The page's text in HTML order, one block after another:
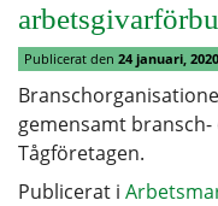
Publicerat den 24 januari, 2020
gemensamt
Tågföretagen.
Publicerat i